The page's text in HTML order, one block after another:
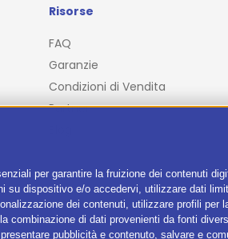
per garantire la fruizione dei contenuti
dispositivo e/o accedervi, utilizzare dati
dei contenuti, utilizzare profili
di dati provenienti da fonti
pubblicità e contenuto, salvare e
Risorse
FAQ
Garanzie
Condizioni di Vendita
Partner